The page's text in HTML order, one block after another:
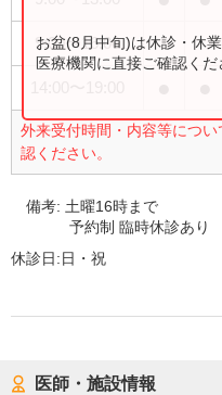
9:00〜16:00
外来受付時間・内容等につ
認ください。
お盆(8月中旬)は休診・休
医療機関に直接ご確認くだ
備考: 土曜16時まで
予約制 臨時休診あり
休診日:日・祝
医師・施設情報